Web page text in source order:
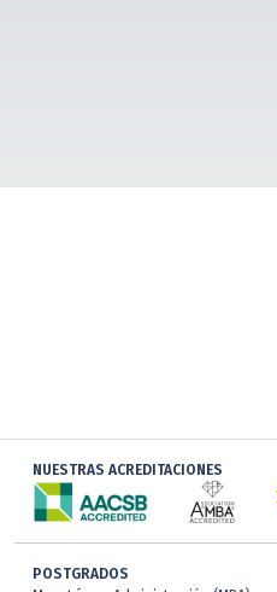
NUESTRAS ACREDITACIONES
POSTGRADOS